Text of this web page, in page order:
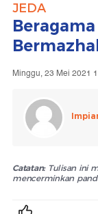
JEDA
Minggu, 23 Mei 2021
Catatan:Tulisan ini
mencerminkan